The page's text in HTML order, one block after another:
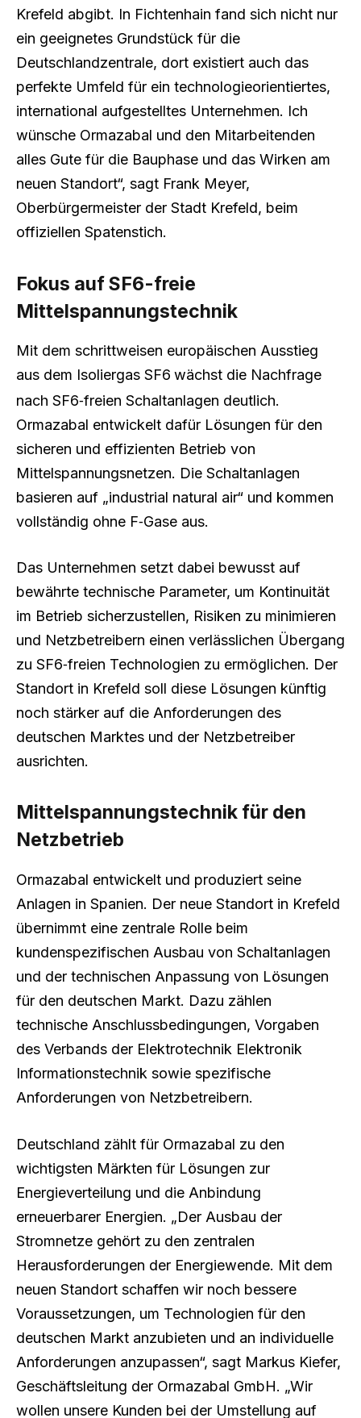
Krefeld abgibt. In Fichtenhain fand sich nicht nur
ein geeignetes Grundstück für die
Deutschlandzentrale, dort existiert auch das
perfekte Umfeld für ein technologieorientiertes,
international aufgestelltes Unternehmen. Ich
wünsche Ormazabal und den Mitarbeitenden
alles Gute für die Bauphase und das Wirken am
neuen Standort“, sagt Frank Meyer,
Oberbürgermeister der Stadt Krefeld, beim
offiziellen Spatenstich.
Fokus auf SF6-freie
Mittelspannungstechnik
Mit dem schrittweisen europäischen Ausstieg
aus dem Isoliergas SF6 wächst die Nachfrage
nach SF6‑freien Schaltanlagen deutlich.
Ormazabal entwickelt dafür Lösungen für den
sicheren und effizienten Betrieb von
Mittelspannungsnetzen. Die Schaltanlagen
basieren auf „industrial natural air“ und kommen
vollständig ohne F‑Gase aus.
Das Unternehmen setzt dabei bewusst auf
bewährte technische Parameter, um Kontinuität
im Betrieb sicherzustellen, Risiken zu minimieren
und Netzbetreibern einen verlässlichen Übergang
zu SF6‑freien Technologien zu ermöglichen. Der
Standort in Krefeld soll diese Lösungen künftig
noch stärker auf die Anforderungen des
deutschen Marktes und der Netzbetreiber
ausrichten.
Mittelspannungstechnik für den
Netzbetrieb
Ormazabal entwickelt und produziert seine
Anlagen in Spanien. Der neue Standort in Krefeld
übernimmt eine zentrale Rolle beim
kundenspezifischen Ausbau von Schaltanlagen
und der technischen Anpassung von Lösungen
für den deutschen Markt. Dazu zählen
technische Anschlussbedingungen, Vorgaben
des Verbands der Elektrotechnik Elektronik
Informationstechnik sowie spezifische
Anforderungen von Netzbetreibern.
Deutschland zählt für Ormazabal zu den
wichtigsten Märkten für Lösungen zur
Energieverteilung und die Anbindung
erneuerbarer Energien. „Der Ausbau der
Stromnetze gehört zu den zentralen
Herausforderungen der Energiewende. Mit dem
neuen Standort schaffen wir noch bessere
Voraussetzungen, um Technologien für den
deutschen Markt anzubieten und an individuelle
Anforderungen anzupassen“, sagt Markus Kiefer,
Geschäftsleitung der Ormazabal GmbH. „Wir
wollen unsere Kunden bei der Umstellung auf